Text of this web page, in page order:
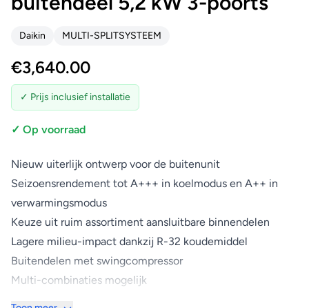
Daikin MULTI-SPLITSYSTEEM
€3,640.00
✓ Prijs inclusief installatie
✓ Op voorraad
Nieuw uiterlijk ontwerp voor de buitenunit
Seizoensrendement tot A+++ in koelmodus en A++ in
verwarmingsmodus
Keuze uit ruim assortiment aansluitbare binnendelen
Lagere milieu-impact dankzij R-32 koudemiddel
Buitendelen met swingcompressor
Multi-combinaties mogelijk